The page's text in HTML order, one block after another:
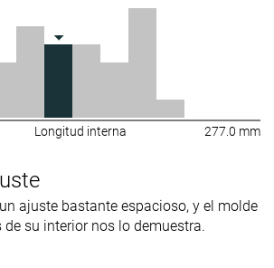
Longitud interna 277.0 mm
ajuste bastante espacioso, y el molde
su interior nos lo demuestra.